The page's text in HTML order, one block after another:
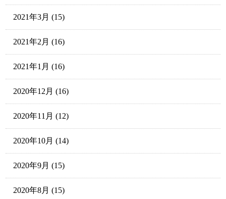
2021年3月 (15)
2021年2月 (16)
2021年1月 (16)
2020年12月 (16)
2020年11月 (12)
2020年10月 (14)
2020年9月 (15)
2020年8月 (15)